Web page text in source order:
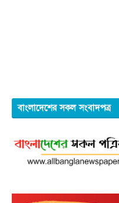
বাংলাদেশের সকল সংবাদপত্র